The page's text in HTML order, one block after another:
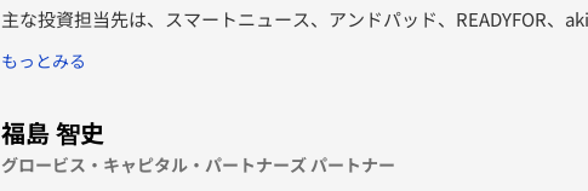
主な投資担当先は、スマートニュース、アンドパッド、READYFOR、
ア、FLYWHEEL、リノベる。、tebiki、セイビー、ナレッジワーク、
京大学法学部卒。
もっとみる
福島 智史
グロービス・キャピタル・パートナーズ パートナー